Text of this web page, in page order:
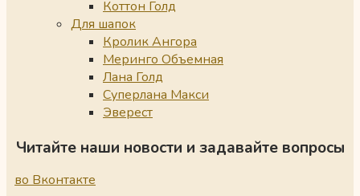
Коттон Голд
Для шапок
Кролик Ангора
Меринго Объемная
Лана Голд
Суперлана Макси
Эверест
Читайте наши новости и задавайте вопросы
во Вконтакте